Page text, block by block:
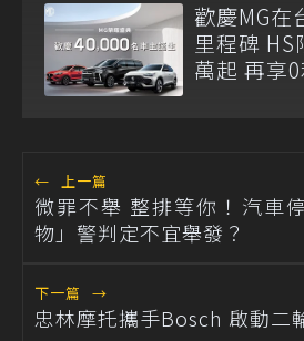
歡慶MG在
里程碑
萬起 再享
← 上一篇
微罪不舉 整排等你！汽車
物」警判定不宜舉發？
下一篇 →
忠林摩托攜手Bosch 啟動二